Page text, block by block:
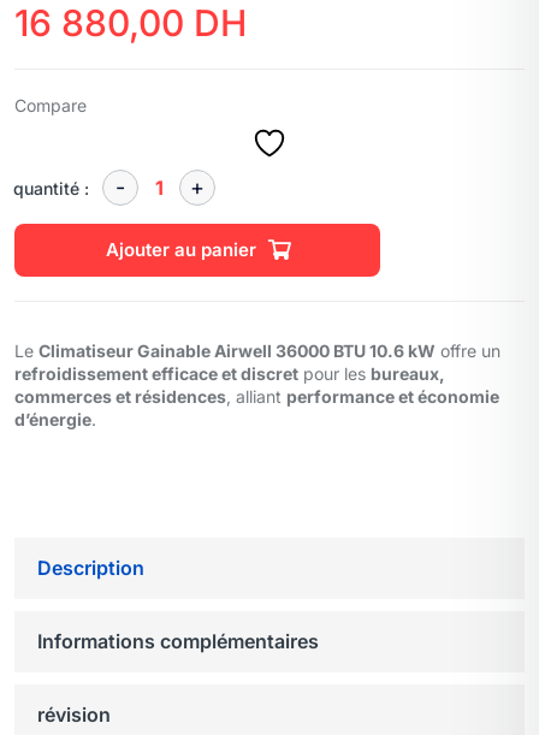
16 880,00 DH
Compare
quantité :
Ajouter au panier
Le Climatiseur Gainable Airwell 36000 BTU 10.6 kW offre un
refroidissement efficace et discret pour les bureaux,
commerces et résidences , alliant performance et économie
d’énergie.
Description
Informations complémentaires
révision